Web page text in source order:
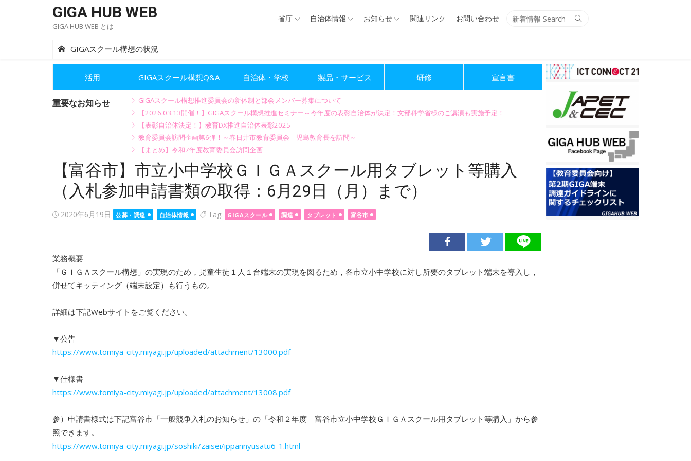
GIGA HUB WEB
GIGA HUB WEB とは
Search
省庁 自治体情報 お知らせ 関連リンク お問い合わせ
GIGAスクール構想の状況
活用 GIGAスクール構想Q&A 自治体・学校 製品・サービス 研修 宣言書
重要なお知らせ
GIGAスクール構想推進委員会の新体制と部会メンバー募集について
【2026.03.13開催！】GIGAスクール構想推進セミナー～今年度の表彰自治体が決定！文部科学省様のご講演も実施予定！
【表彰自治体決定！】教育DX推進自治体表彰2025
教育委員会訪問企画第6弾！～春日井市教育委員会 児島教育長を訪問～
【まとめ】令和7年度教育委員会訪問企画
【富谷市】市立小中学校ＧＩＧＡスクール用タブレット等購入
（入札参加申請書類の取得：6月29日（月）まで）
Posted
2020年6月19日 公募・調達 自治体情報 Tag: GIGAスクール 調達 タブレット 富谷市
業務概要
「ＧＩＧＡスクール構想」の実現のため，児童生徒１人１台端末の実現を図るため，各市立小中学校に対し所要のタブレット端末を導入し，
併せてキッティング（端末設定）も行うもの。
詳細は下記Webサイトをご覧ください。
▼公告
https://www.tomiya-city.miyagi.jp/uploaded/attachment/13000.pdf
▼仕様書
https://www.tomiya-city.miyagi.jp/uploaded/attachment/13008.pdf
参）申請書様式は下記富谷市「一般競争入札のお知らせ」の「令和２年度 富谷市立小中学校ＧＩＧＡスクール用タブレット等購入」から参
照できます。
https://www.tomiya-city.miyagi.jp/soshiki/zaisei/ippannyusatu6-1.html